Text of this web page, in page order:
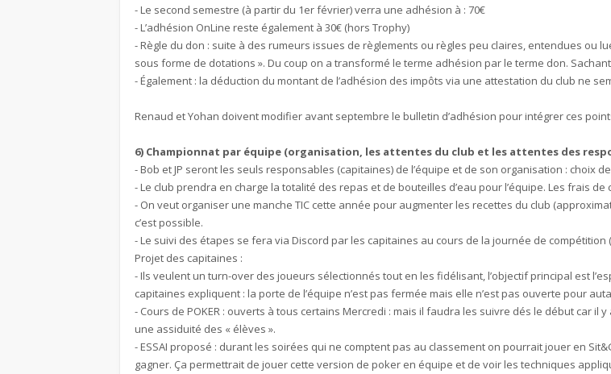
- Le second semestre (à partir du 1er février) verra une adhésion à : 70€
- L’adhésion OnLine reste également à 30€ (hors Trophy)
- Règle du don : suite à des rumeurs issues de règlements ou règles peu claires, entendues
sous forme de dotations ». Du coup on a transformé le terme adhésion par le terme don.
- Également : la déduction du montant de l’adhésion des impôts via une attestation du club ne
Renaud et Yohan doivent modifier avant septembre le bulletin d’adhésion pour intégrer ces
6) Championnat par équipe (organisation, les attentes du club et les attentes des
- Bob et JP seront les seuls responsables (capitaines) de l’équipe et de son organisation : choix
- Le club prendra en charge la totalité des repas et de bouteilles d’eau pour l’équipe. Les frais
- On veut organiser une manche TIC cette année pour augmenter les recettes du club
c’est possible.
- Le suivi des étapes se fera via Discord par les capitaines au cours de la journée de compétition
Projet des capitaines :
- Ils veulent un turn-over des joueurs sélectionnés tout en les fidélisant, l’objectif principal est
capitaines expliquent : la porte de l’équipe n’est pas fermée mais elle n’est pas ouverte pour
- Cours de POKER : ouverts à tous certains Mercredi : mais il faudra les suivre dés le début car
une assiduité des « élèves ».
- ESSAI proposé : durant les soirées qui ne comptent pas au classement on pourrait jouer en
gagner. Ça permettrait de jouer cette version de poker en équipe et de voir les techniques